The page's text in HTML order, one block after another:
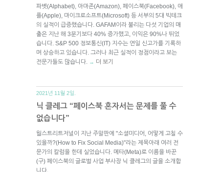
파벳(Alphabet), 아마존(Amazon), 페이스북(Facebook), 애
플(Apple), 마이크로소프트(Microsoft) 등 서부의 5대 빅테크
의 실적이 급증했습니다. GAFAM이라 불리는 다섯 기업의 매
출은 지난 해 3분기보다 40% 증가했고, 이익은 90%나 뛰었
습니다. S&P 500 정보통신(IT) 지수는 연일 신고가를 기록하
며 상승하고 있습니다. 그러나 최근 실적이 정점이라고 보는
전문가들도 많습니다.
→ 더 보기
2021년 11월 2일.
닉 클레그 “페이스북 혼자서는 문제를 풀 수
없습니다”
월스트리트저널이 지난 주말판에 "소셜미디어, 어떻게 고칠 수
있을까?(How to Fix Social Media)"라는 제목아래 여러 전
문가의 칼럼을 한데 실었습니다. 메타(Meta)로 이름을 바꾼
(구) 페이스북의 글로벌 사업 부사장 닉 클레그의 글을 소개합
니다.